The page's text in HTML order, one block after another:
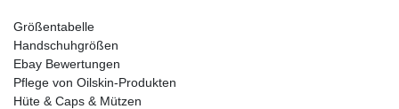
Größentabelle
Handschuhgrößen
Ebay Bewertungen
Pflege von Oilskin-Produkten
Hüte & Caps & Mützen